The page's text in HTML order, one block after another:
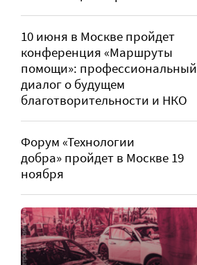
10 июня в Москве пройдет
конференция «Маршруты
помощи»: профессиональный
диалог о будущем
благотворительности и НКО
Форум «Технологии
добра» пройдет в Москве 19
ноября